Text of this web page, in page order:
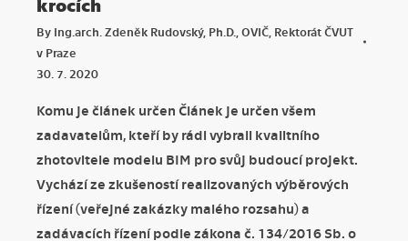
By Ing.arch. Zdeněk Rudovský, Ph.D., OVIČ, Rektorát ČVUT
v Praze
30. 7. 2020
Komu je článek určen Článek je určen všem
zadavatelům, kteří by rádi vybrali kvalitního
zhotovitele modelu BIM pro svůj budoucí projekt.
Vychází ze zkušeností realizovaných výběrových
řízení (veřejné zakázky malého rozsahu) a
zadávacích řízení podle zákona č. 134/2016 Sb. o